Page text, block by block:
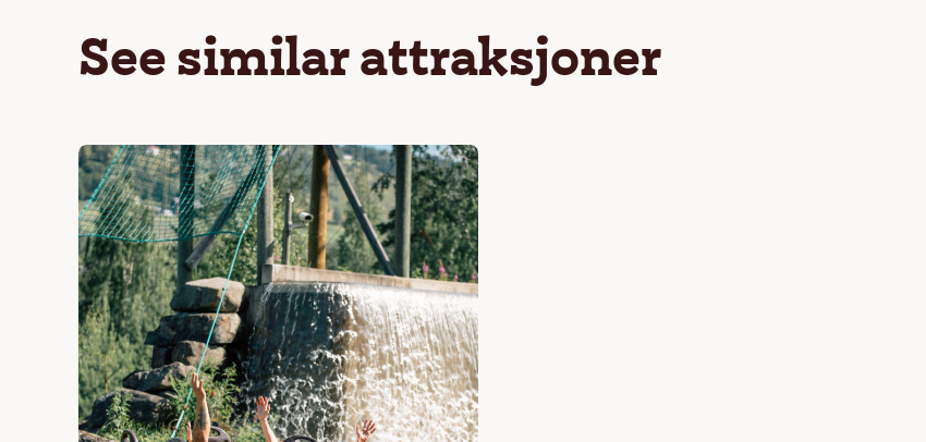
See similar attraksjoner